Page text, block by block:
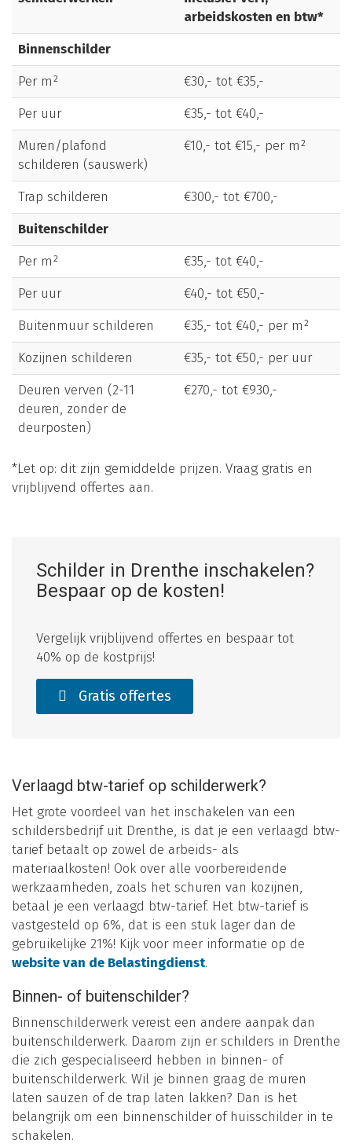
arbeidskosten en btw*
Binnenschilder
Per m²
€30,- tot €35,-
Per uur
€35,- tot €40,-
Muren/plafond
schilderen (sauswerk)
€10,- tot €15,- per m²
Trap schilderen
€300,- tot €700,-
Buitenschilder
Per m²
€35,- tot €40,-
Per uur
€40,- tot €50,-
Buitenmuur schilderen
€35,- tot €40,- per m²
Kozijnen schilderen
€35,- tot €50,- per uur
Deuren verven (2-11
deuren, zonder de
deurposten)
€270,- tot €930,-
*Let op: dit zijn gemiddelde prijzen. Vraag gratis en
vrijblijvend offertes aan.
Schilder in Drenthe inschakelen?
Bespaar op de kosten!
Vergelijk vrijblijvend offertes en bespaar tot
40% op de kostprijs!
Gratis offertes
Verlaagd btw-tarief op schilderwerk?
Het grote voordeel van het inschakelen van een
schildersbedrijf uit Drenthe, is dat je een verlaagd btw-
tarief betaalt op zowel de arbeids- als
materiaalkosten! Ook over alle voorbereidende
werkzaamheden, zoals het schuren van kozijnen,
betaal je een verlaagd btw-tarief. Het btw-tarief is
vastgesteld op 6%, dat is een stuk lager dan de
gebruikelijke 21%! Kijk voor meer informatie op de
website van de Belastingdienst.
Binnen- of buitenschilder?
Binnenschilderwerk vereist een andere aanpak dan
buitenschilderwerk. Daarom zijn er schilders in Drenthe
die zich gespecialiseerd hebben in binnen- of
buitenschilderwerk. Wil je binnen graag de muren
laten sauzen of de trap laten lakken? Dan is het
belangrijk om een binnenschilder of huisschilder in te
schakelen.